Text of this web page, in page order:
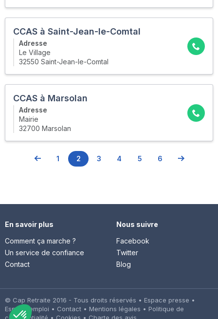
CCAS à Saint-Jean-le-Comtal
Adresse
Le Village
32550 Saint-Jean-le-Comtal
CCAS à Marsolan
Adresse
Mairie
32700 Marsolan
1 2 3 4 5 6
En savoir plus
Comment ça marche ?
Un service de confiance
Contact
Nous suivre
Facebook
Twitter
Blog
© Cap Retraite 2016 - Tous droits réservés • Espace presse •
Espace emploi • Contact • Mentions légales • Politique de